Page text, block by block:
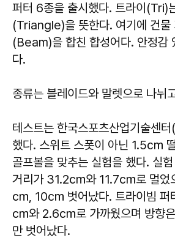
퍼터 6종을 출시했다. 트라이(Tri)
(Triangle)을 뜻한다. 여기에 건물
(Beam)을 합친 합성어다. 안정감
다.
종류는 블레이드와 말렛으로 나뉘
테스트는 한국스포츠산업기술센
했다. 스위트 스폿이 아닌 1.5㎝
골프볼을 맞추는 실험을 했다. 실
거리가 31.2㎝와 11.7㎝로 멀었
㎝, 10㎝ 벗어났다. 트라이빔 퍼
㎝와 2.6㎝로 가까웠으며 방향
만 벗어났다.